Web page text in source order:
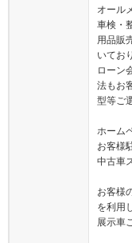
オール
車検・
用品販
いてお
ローン
法もお
型等ご
ホーム
お客様
中古車
お客様
を利用
展示車